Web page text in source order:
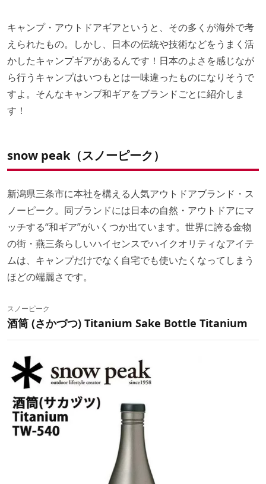
キャンプ・アウトドアギアというと、その多くが海外で考
えられたもの。しかし、日本の伝統や技術などをうまく活
かしたキャンプギアがあるんです！日本のよさを感じなが
ら行うキャンプはいつもとは一味違ったものになりそうで
すよ。そんなキャンプ和ギアをブランドごとに紹介しま
す！
snow peak（スノーピーク）
新潟県三条市に本社を構える人気アウトドアブランド・ス
ノーピーク。同ブランドには日本の自然・アウトドアにマ
ッチする“和ギア”がいくつか出ています。世界に誇る金物
の街・燕三条らしいハイセンスでハイクオリティなアイテ
ムは、キャンプだけでなく自宅でも使いたくなってしまう
ほどの端麗さです。
スノーピーク
酒筒 (さかづつ) Titanium Sake Bottle Titanium